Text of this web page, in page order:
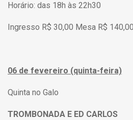
Horário: das 18h às 22h30
Ingresso R$ 30,00 Mesa R$
06 de fevereiro (quinta-feira)
Quinta no Galo
TROMBONADA E ED CARLOS